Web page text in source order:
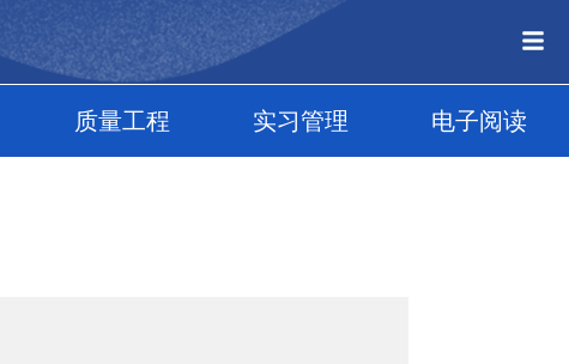
质量工程 实习管理 电子阅读